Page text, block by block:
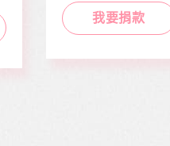
作，如熱氣球升空、
當我們同在醫起、愛
資捐助等各項服務。
我要捐款